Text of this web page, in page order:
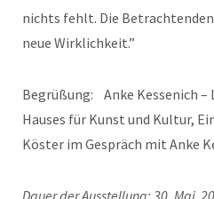
nichts fehlt. Die
neue Wirklichkeit.”
Begrüßung: Anke Kessenich –
Hauses für Kunst und Kultur,
Köster im Gespräch mit Anke
Dauer der Ausstellung: 30. Mai